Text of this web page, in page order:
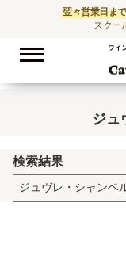
翌々営業日ま
スクール
ジュ
検索結果
ジュヴレ・シャンベ